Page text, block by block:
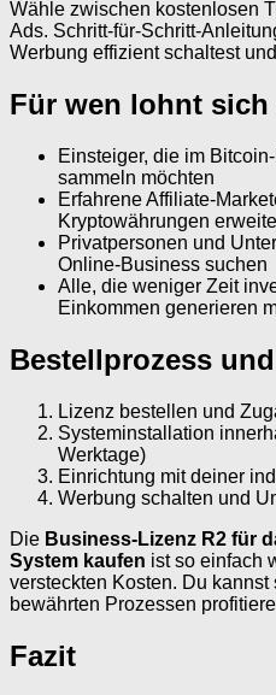
Wähle zwischen kostenlosen
Ads. Schritt-für-Schritt-
Werbung effizient schaltest
Für wen lohnt sich
Einsteiger, die im
sammeln möchten
Erfahrene Affiliate-
Kryptowährungen
Privatpersonen und
Online-Business suchen
Alle, die weniger Zeit
Einkommen generieren
Bestellprozess
Lizenz bestellen und
Systeminstallation
Werktage)
Einrichtung mit deiner
Werbung schalten und
Die Business-Lizenz R2 für
System kaufen ist so einfach
versteckten Kosten. Du
bewährten Prozessen
Fazit